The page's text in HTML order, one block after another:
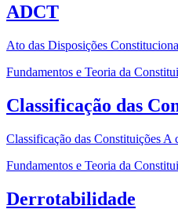
ADCT
Ato das Disposições
Fundamentos e Teoria da
Classificação das
Classificação das Constituições A
Fundamentos e Teoria da
Derrotabilidade